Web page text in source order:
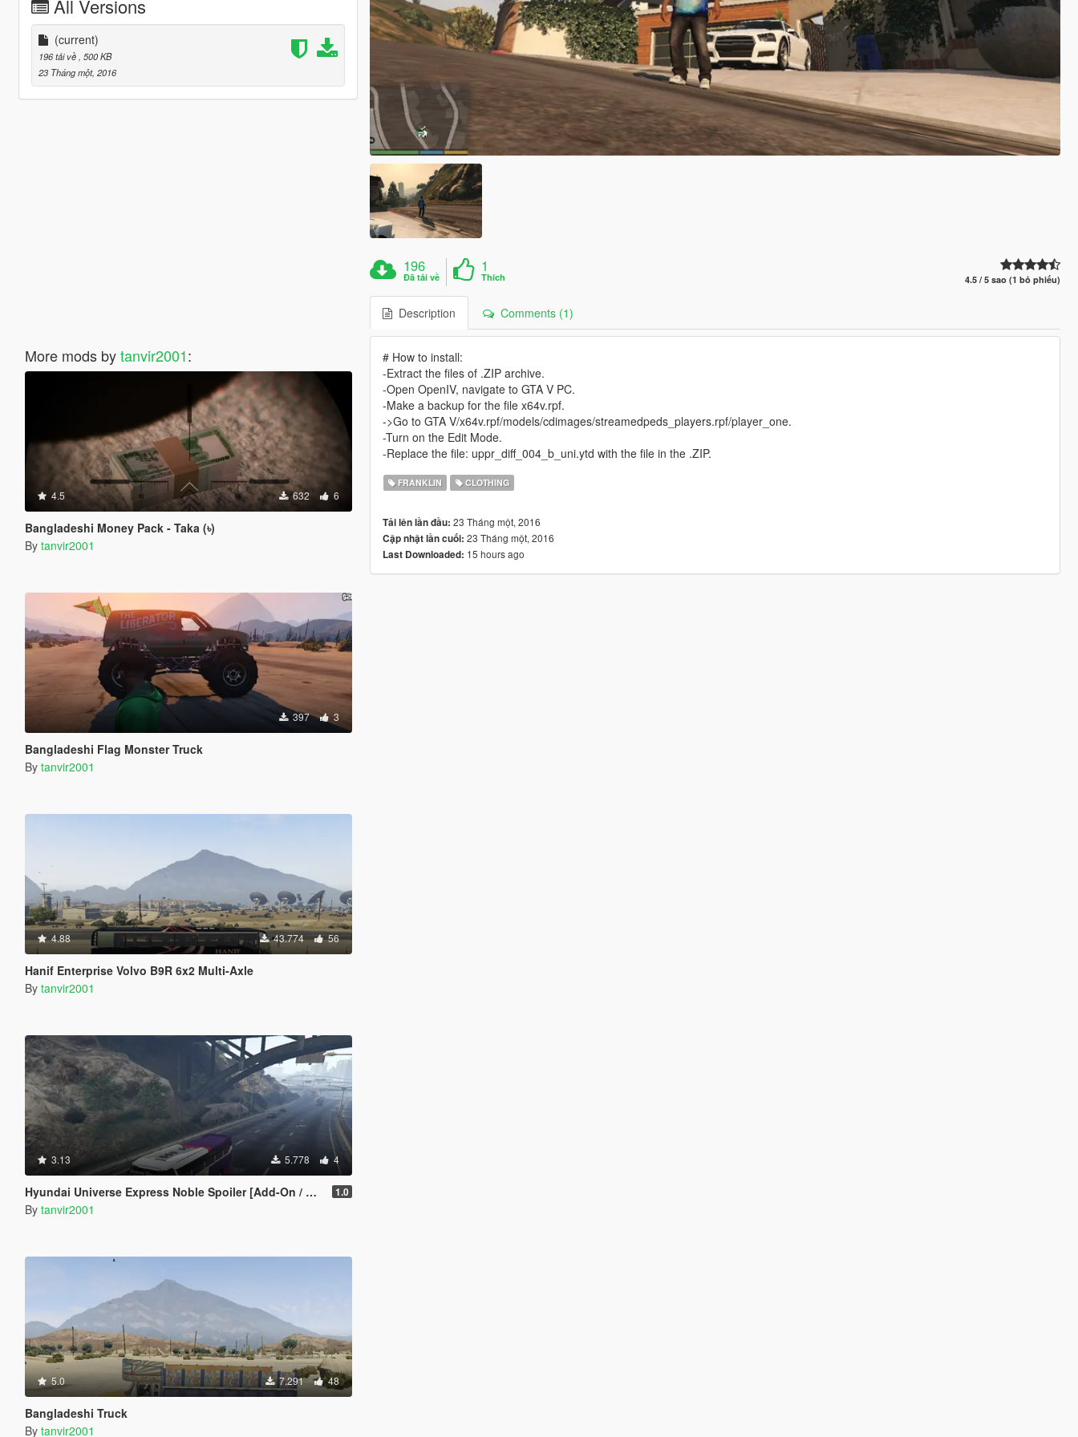
All Versions
(current)
196 tải về , 500 KB
23 Tháng một, 2016
More mods bytanvir2001:
4.5 632 6
Bangladeshi Money Pack - Taka (৳)
By tanvir2001
397 3
Bangladeshi Flag Monster Truck
By tanvir2001
4.88 43.774 56
Hanif Enterprise Volvo B9R 6x2 Multi-Axle
By tanvir2001
3.13 5.778 4
Hyundai Universe Express Noble Spoiler [Add-On / Replace | Wipers] 1.0
By tanvir2001
5.0 7.291 48
Bangladeshi Truck
By tanvir2001
196
Đã tải về
1
Thích 4.5 / 5 sao (1 bỏ phiếu)
Description Comments (1)
# How to install:
-Extract the files of .ZIP archive.
-Open OpenIV, navigate to GTA V PC.
-Make a backup for the file x64v.rpf.
->Go to GTA V/x64v.rpf/models/cdimages/streamedpeds_players.rpf/player_one.
-Turn on the Edit Mode.
-Replace the file: uppr_diff_004_b_uni.ytd with the file in the .ZIP.
FRANKLIN CLOTHING
Tải lên lần đầu: 23 Tháng một, 2016
Cập nhật lần cuối: 23 Tháng một, 2016
Last Downloaded: 15 hours ago